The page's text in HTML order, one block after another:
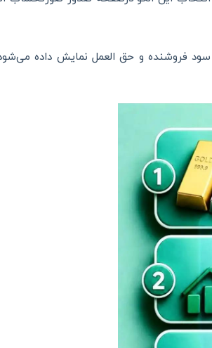
فروشنده و حق العمل نمایش داده